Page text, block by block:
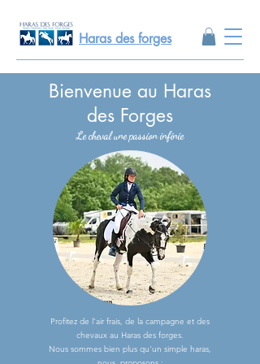
Haras des forges
Bienvenue au Haras
des Forges
Le cheval une passion infinie
Profitez de l’air frais, de la campagne et des
chevaux au Haras des forges.
Nous sommes bien plus qu'un simple haras,